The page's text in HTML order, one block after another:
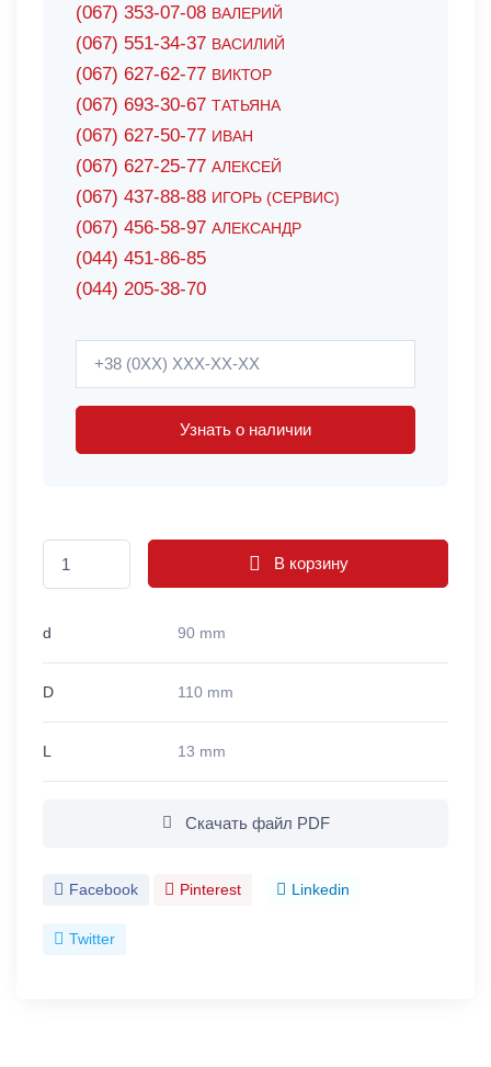
(067) 353-07-08 ВАЛЕРИЙ
(067) 551-34-37 ВАСИЛИЙ
(067) 627-62-77 ВИКТОР
(067) 693-30-67 ТАТЬЯНА
(067) 627-50-77 ИВАН
(067) 627-25-77 АЛЕКСЕЙ
(067) 437-88-88 ИГОРЬ (СЕРВИС)
(067) 456-58-97 АЛЕКСАНДР
(044) 451-86-85
(044) 205-38-70
Узнать о наличии
В корзину
d 90 mm
D 110 mm
L 13 mm
Скачать файл PDF
Facebook Pinterest Linkedin
Twitter